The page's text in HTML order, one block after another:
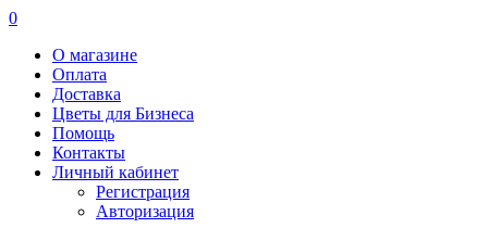
0
О магазине
Оплата
Доставка
Цветы для Бизнеса
Помощь
Контакты
Личный кабинет
Регистрация
Авторизация